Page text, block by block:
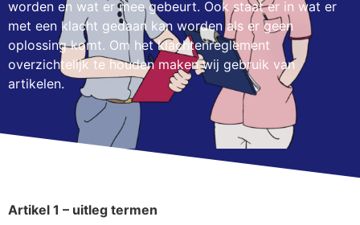
worden en wat er mee gebeurt. Ook staat er in wat er
met een klacht gedaan kan worden als er geen
oplossing komt. Om het klachtenreglement
overzichtelijk te houden maken wij gebruik van
artikelen.
Artikel 1 – uitleg termen